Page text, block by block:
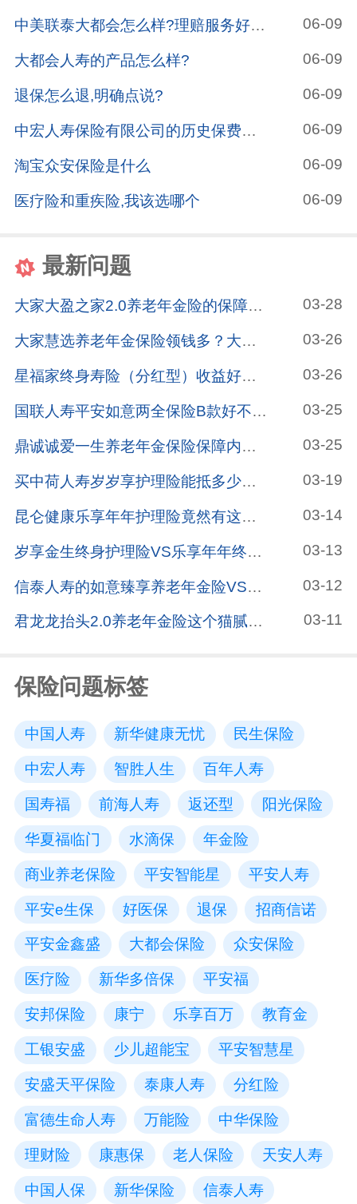
中美联泰大都会怎么样?理赔服务好不好? 06-09
大都会人寿的产品怎么样? 06-09
退保怎么退,明确点说? 06-09
中宏人寿保险有限公司的历史保费规模 06-09
淘宝众安保险是什么 06-09
医疗险和重疾险,我该选哪个 06-09
最新问题
大家大盈之家2.0养老年金险的保障内容有哪些？大家大盈之家2.0养老年金险适合给6570岁的人买吗？一文分析！ 03-28
大家慧选养老年金保险领钱多？大家慧选养老年金保险保障好？注意它适合这些人投保！ 03-26
星福家终身寿险（分红型）收益好不好呢？用孩子的压岁钱投保进行理财怎么样？ 03-26
国联人寿平安如意两全保险B款好不好？国联人寿平安如意两全保险B款值得入手吗？看看买过的人怎么说！ 03-25
鼎诚诚爱一生养老年金保险保障内容是什么？鼎诚诚爱一生养老年金保险有哪些优缺点？这篇文章告诉你！ 03-25
买中荷人寿岁岁享护理险能抵多少税？买越多抵税越多吗？ 03-19
昆仑健康乐享年年护理险竟然有这样的暗坑，连保险公司都没发现 03-14
岁享金生终身护理险VS乐享年年终身护理险，有什么区别？哪款更值得买？ 03-13
信泰人寿的如意臻享养老年金险VS信泰如意致享养老年金险，有哪些区别？哪个更值得买？ 03-12
君龙龙抬头2.0养老年金险这个猫腻不得不看，小心买亏了 03-11
保险问题标签
中国人寿 新华健康无忧 民生保险
中宏人寿 智胜人生 百年人寿
国寿福 前海人寿 返还型 阳光保险
华夏福临门 水滴保 年金险
商业养老保险 平安智能星 平安人寿
平安e生保 好医保 退保 招商信诺
平安金鑫盛 大都会保险 众安保险
医疗险 新华多倍保 平安福
安邦保险 康宁 乐享百万 教育金
工银安盛 少儿超能宝 平安智慧星
安盛天平保险 泰康人寿 分红险
富德生命人寿 万能险 中华保险
理财险 康惠保 老人保险 天安人寿
中国人保 新华保险 信泰人寿